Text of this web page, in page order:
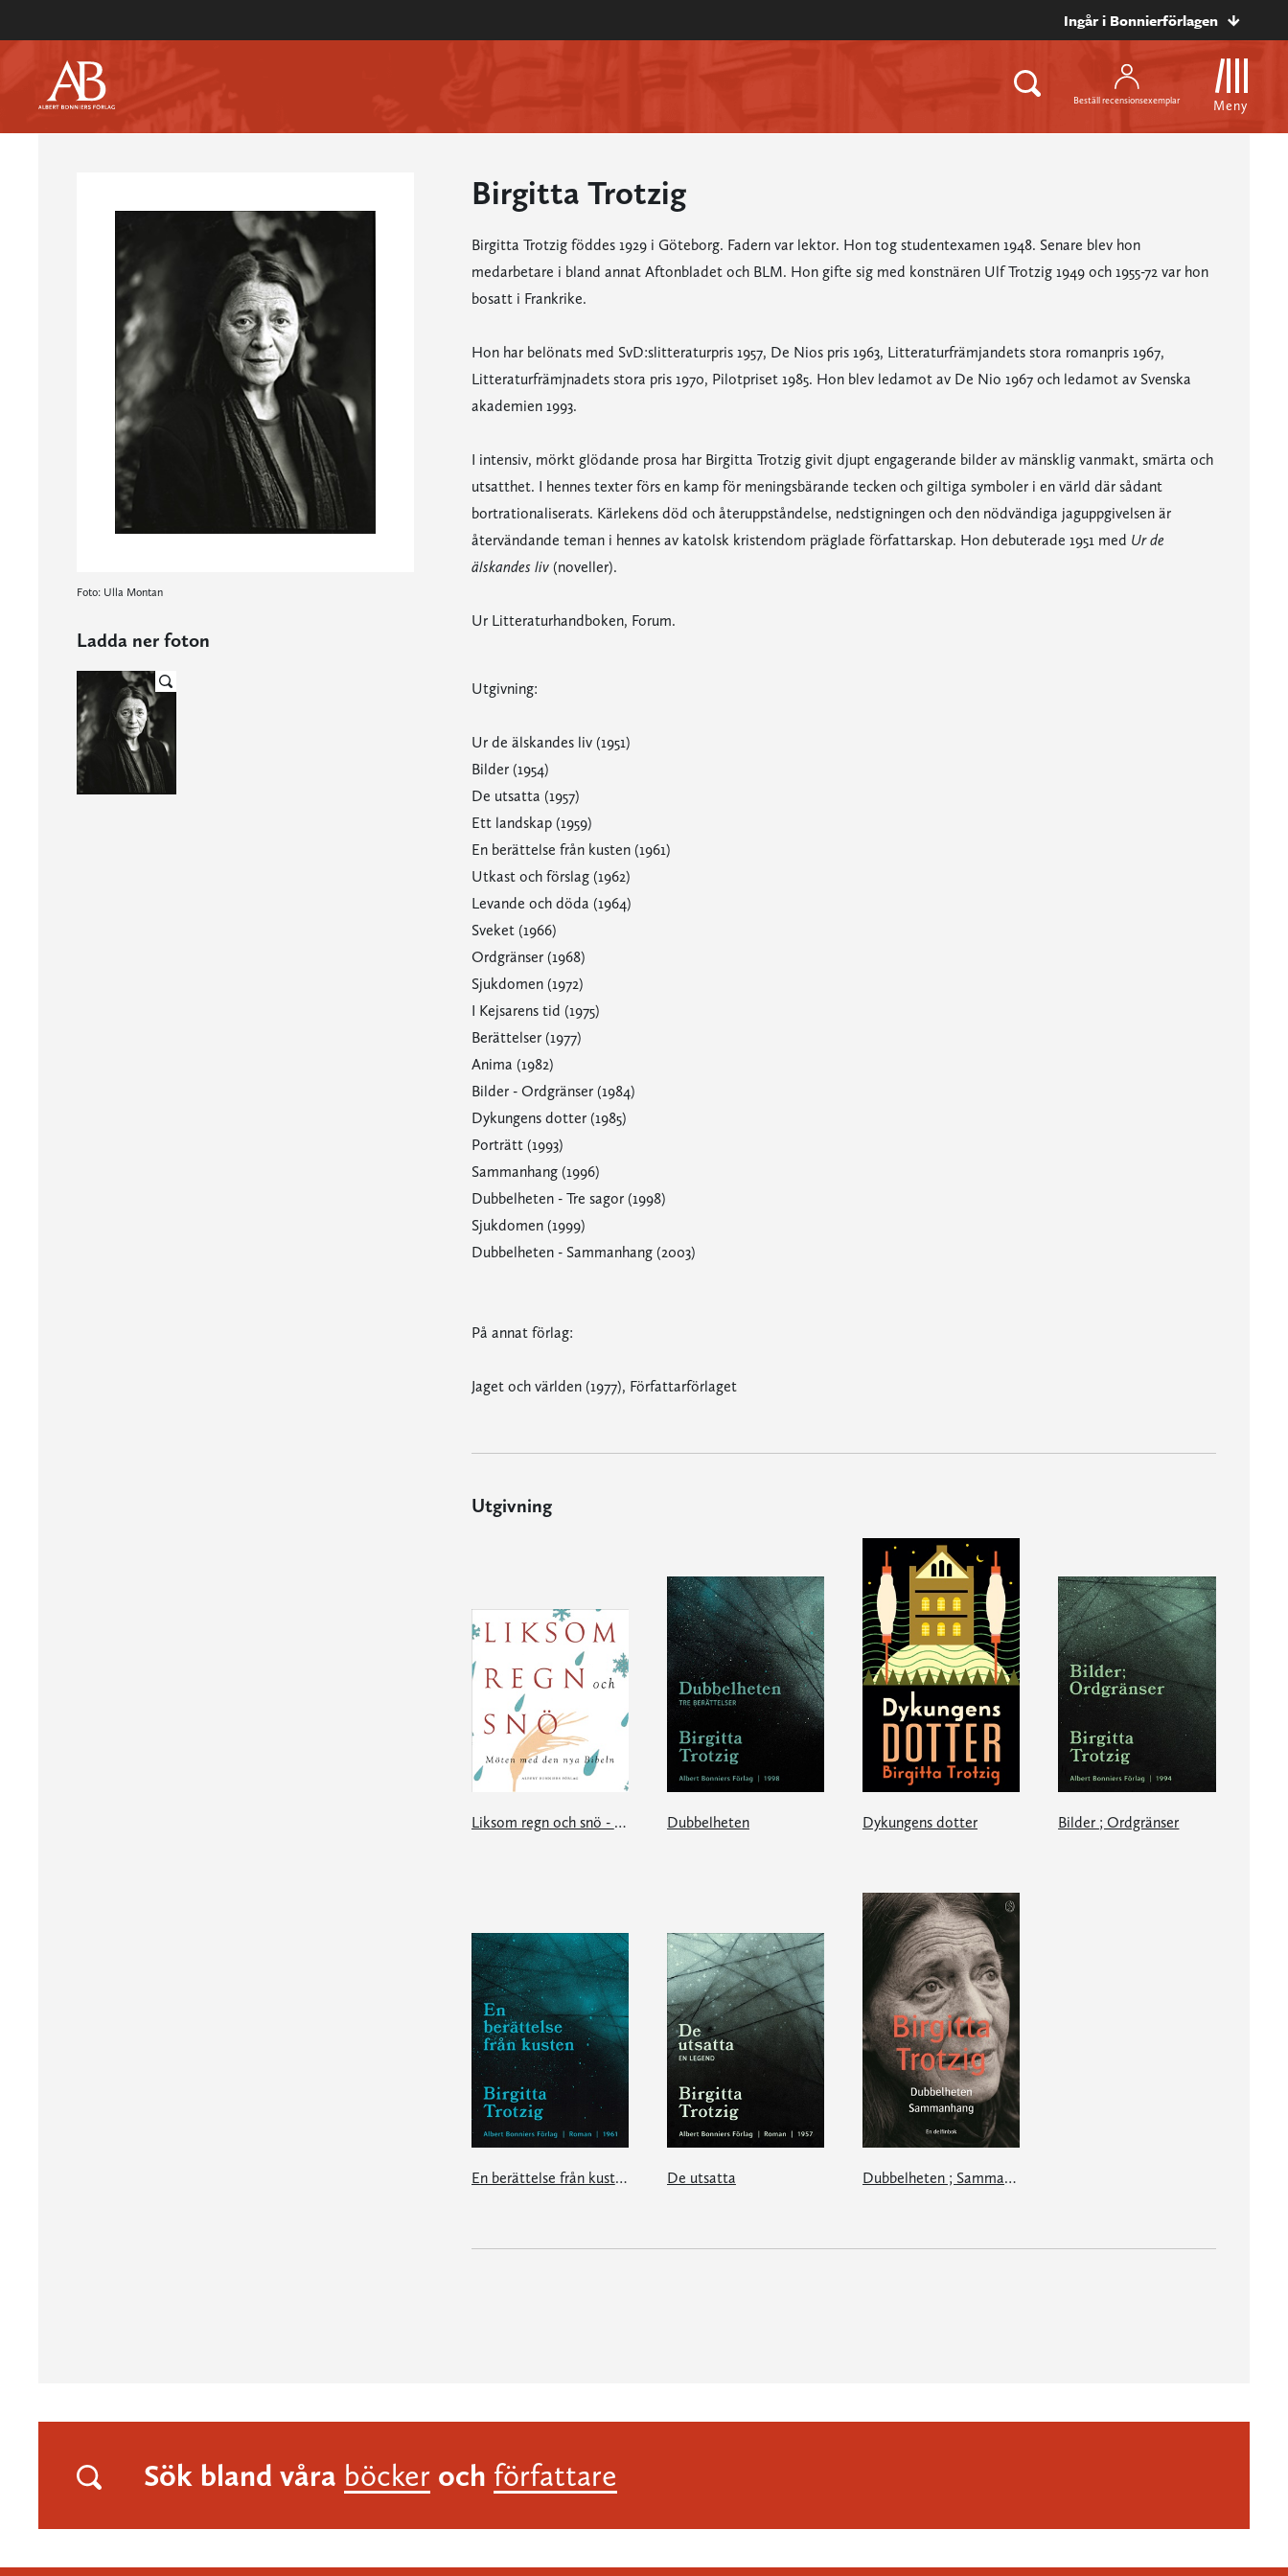
Ingår i Bonnierförlagen
Beställ recensionsexemplar Meny
Foto: Ulla Montan
Ladda ner foton
Birgitta Trotzig
Birgitta Trotzig föddes 1929 i Göteborg. Fadern var lektor. Hon tog studentexamen 1948. Senare blev hon
medarbetare i bland annat Aftonbladet och BLM. Hon gifte sig med konstnären Ulf Trotzig 1949 och 1955-72 var hon
bosatt i Frankrike.
Hon har belönats med SvD:slitteraturpris 1957, De Nios pris 1963, Litteraturfrämjandets stora romanpris 1967,
Litteraturfrämjnadets stora pris 1970, Pilotpriset 1985. Hon blev ledamot av De Nio 1967 och ledamot av Svenska
akademien 1993.
I intensiv, mörkt glödande prosa har Birgitta Trotzig givit djupt engagerande bilder av mänsklig vanmakt, smärta och
utsatthet. I hennes texter förs en kamp för meningsbärande tecken och giltiga symboler i en värld där sådant
bortrationaliserats. Kärlekens död och återuppståndelse, nedstigningen och den nödvändiga jaguppgivelsen är
återvändande teman i hennes av katolsk kristendom präglade författarskap. Hon debuterade 1951 med Ur de
älskandes liv(noveller).
Ur Litteraturhandboken, Forum.
Utgivning:
Ur de älskandes liv (1951)
Bilder (1954)
De utsatta (1957)
Ett landskap (1959)
En berättelse från kusten (1961)
Utkast och förslag (1962)
Levande och döda (1964)
Sveket (1966)
Ordgränser (1968)
Sjukdomen (1972)
I Kejsarens tid (1975)
Berättelser (1977)
Anima (1982)
Bilder - Ordgränser (1984)
Dykungens dotter (1985)
Porträtt (1993)
Sammanhang (1996)
Dubbelheten - Tre sagor (1998)
Sjukdomen (1999)
Dubbelheten - Sammanhang (2003)
På annat förlag:
Jaget och världen (1977), Författarförlaget
Utgivning
Liksom regn och snö - möten med den nya Bibeln Dubbelheten Dykungens dotter Bilder ; Ordgränser
En berättelse från kusten De utsatta Dubbelheten ; Sammanhang
Sök bland våra böcker och författare